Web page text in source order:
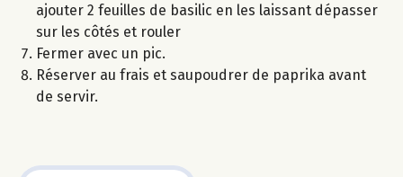
ajouter 2 feuilles de basilic en les laissant dépasser
sur les côtés et rouler
Fermer avec un pic.
Réserver au frais et saupoudrer de paprika avant
de servir.